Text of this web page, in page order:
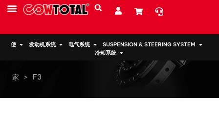
使 发动机系统 电气系统
SUSPENSION & STEERING SYSTEM
冷却系统
家 > F3